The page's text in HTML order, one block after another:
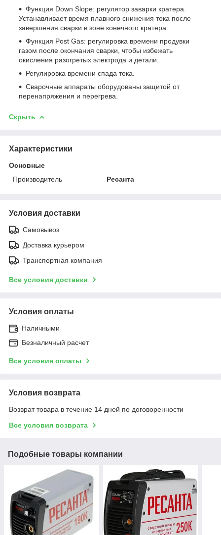
Функция Down Slope: регулятор заварки кратера.
Устанавливает время плавного снижения тока после
завершения сварки в зоне конечного кратера.
Функция Post Gas: регулировка времени продувки
газом после окончания сварки, чтобы избежать
окисления разогретых электрода и детали.
Регулировка времени спада тока.
Сварочные аппараты оборудованы защитой от
перенапряжения и перегрева.
Скрыть
Характеристики
Основные
Производитель
Ресанта
Условия доставки
Самовывоз
Доставка курьером
Транспортная компания
Все условия доставки
Условия оплаты
Наличными
Безналичный расчет
Все условия оплаты
Условия возврата
Возврат товара в течение 14 дней по договоренности
Все условия возврата
Подобные товары компании